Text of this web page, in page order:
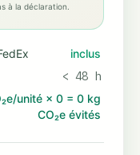
à la déclaration.
inclus
< 48 h
unité × 0 = 0 kg
CO₂e évités